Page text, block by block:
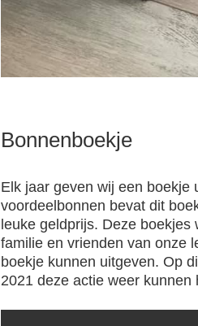
Bonnenboekje
Elk jaar geven wij een boekje
voordeelbonnen bevat dit
leuke geldprijs. Deze
familie en vrienden van onze
boekje kunnen uitgeven. Op
2021 deze actie weer kunnen